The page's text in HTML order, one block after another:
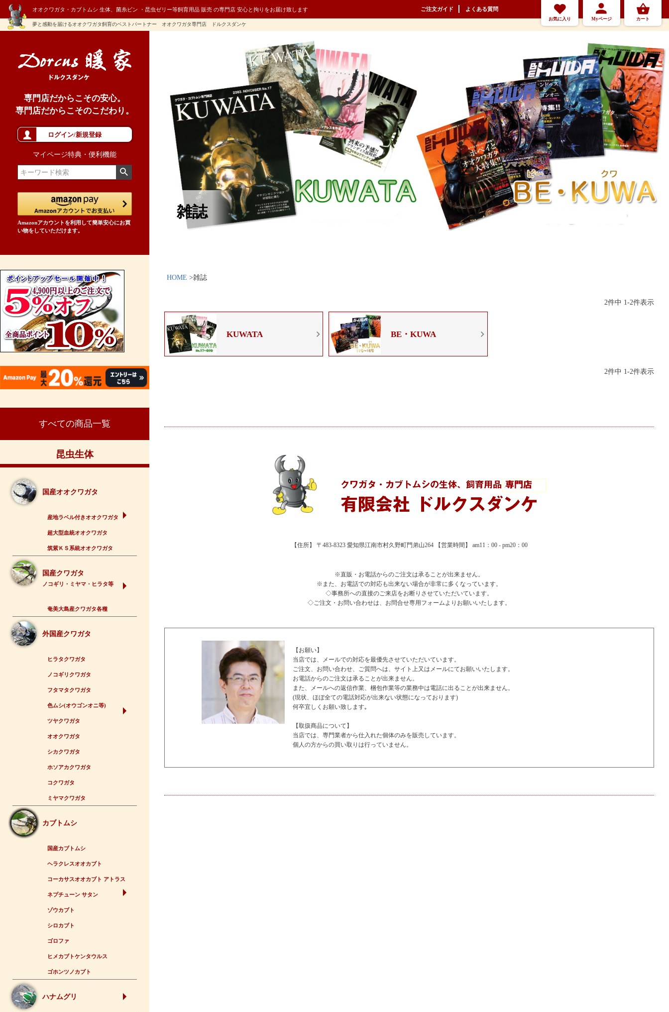
オオクワガタ・カブトムシ 生体、菌糸ビン ・昆虫ゼリー等飼育用品 販売 の専門店 安心と拘りをお届け致します ご注文ガイド よくある質問
夢と感動を届けるオオクワガタ飼育のベストパートナー オオクワガタ専門店 ドルクスダンケ
お気に入り Myページ カート
専門店だからこその安心。
専門店だからこそのこだわり。
ログイン/新規登録
マイページ特典・便利機能
Amazonアカウントを利用して簡単安心にお買
い物をしていただけます。
すべての商品一覧
昆虫生体
国産オオクワガタ
産地ラベル付きオオクワガタ
超大型血統オオクワガタ
筑紫ＫＳ系統オオクワガタ
国産クワガタ
ノコギリ・ミヤマ・ヒラタ等
奄美大島産クワガタ各種
外国産クワガタ
ヒラタクワガタ
ノコギリクワガタ
フタマタクワガタ
色ムシ(オウゴンオニ等)
ツヤクワガタ
オオクワガタ
シカクワガタ
ホソアカクワガタ
コクワガタ
ミヤマクワガタ
カブトムシ
国産カブトムシ
ヘラクレスオオカブト
コーカサスオオカブト アトラス
ネプチューン サタン
ゾウカブト
シロカブト
ゴロファ
ヒメカブトケンタウルス
ゴホンツノカブト
ハナムグリ
HOME 雑誌
2件中 1-2件表示
KUWATA BE・KUWA
2件中 1-2件表示
雑誌
【住所】 〒483-8323 愛知県江南市村久野町門弟山264 【営業時間】 am11：00 - pm20：00
※直販・お電話からのご注文は承ることが出来ません。
※また、お電話での対応も出来ない場合が非常に多くなっています。
◇事務所への直接のご来店をお断りさせていただいています。
◇ご注文・お問い合わせは、お問合せ専用フォームよりお願いいたします。
【お願い】
当店では、メールでの対応を最優先させていただいています。
ご注文、お問い合わせ、ご質問へは、サイト上又はメールにてお願いいたします。
お電話からのご注文は承ることが出来ません。
また、メールへの返信作業、梱包作業等の業務中は電話に出ることが出来ません。
(現状、ほぼ全ての電話対応が出来ない状態になっております)
何卒宜しくお願い致します｡
【取扱商品について】
当店では、専門業者から仕入れた個体のみを販売しています。
個人の方からの買い取りは行っていません。